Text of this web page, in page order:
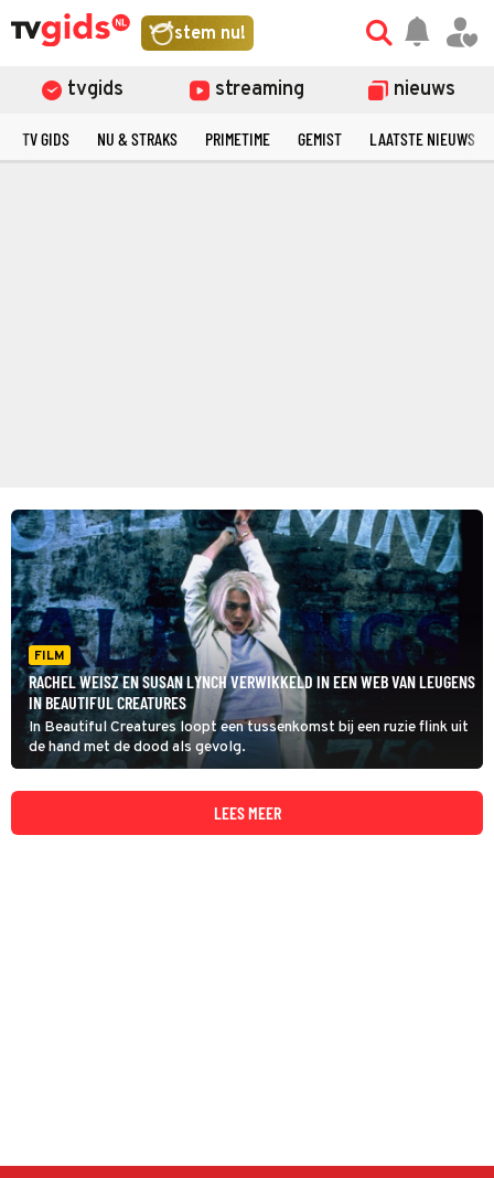
stem nu!
tvgids streaming nieuws
TV GIDS NU & STRAKS PRIMETIME GEMIST LAATSTE NIEUWS
FILM
RACHEL WEISZ EN SUSAN LYNCH VERWIKKELD IN EEN WEB VAN LEUGENS
IN BEAUTIFUL CREATURES
In Beautiful Creatures loopt een tussenkomst bij een ruzie flink uit
de hand met de dood als gevolg.
LEES MEER